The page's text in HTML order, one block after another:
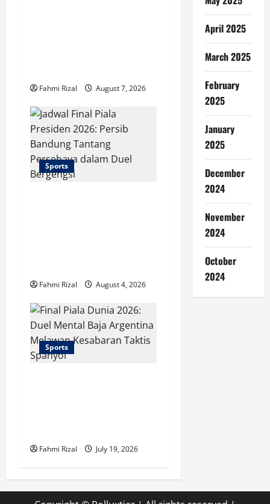
Fahmi Rizal August 7, 2026
Sports
Fahmi Rizal August 4, 2026
Sports
Fahmi Rizal July 19, 2026
April 2025
March 2025
February
2025
January
2025
December
2024
November
2024
October
2024